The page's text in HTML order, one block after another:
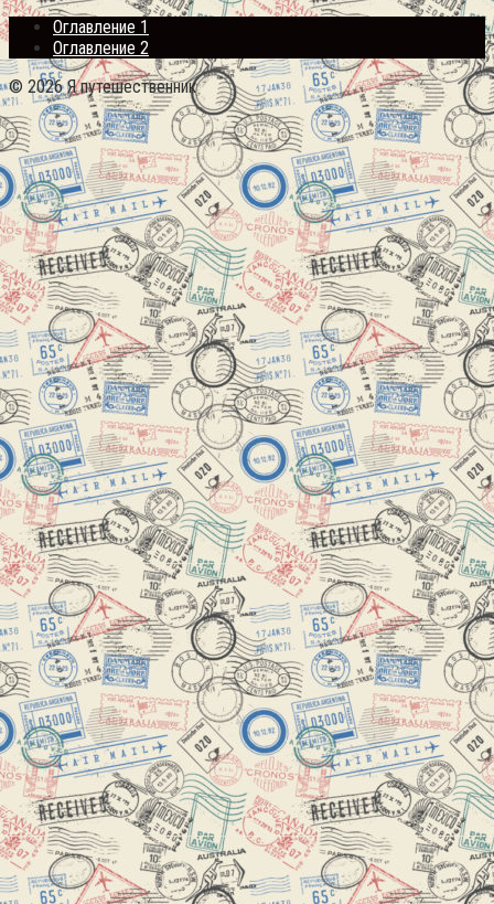
Оглавление 1
Оглавление 2
© 2026 Я путешественник